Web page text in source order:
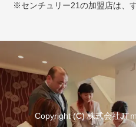
※センチュリー21の加盟店は、
Copyright (C) 株式会社JT